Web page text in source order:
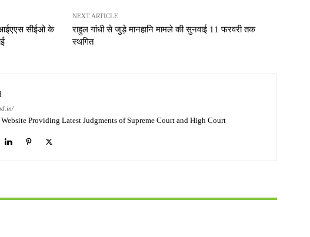
आईएएस सीईओ के
NEXT ARTICLE
राहुल गांधी से जुड़े मानहानि मामले की सुनवाई 11 फरवरी तक
स्थगित
Providing Latest Judgments of Supreme Court and High Court